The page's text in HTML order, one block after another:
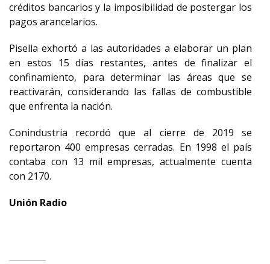
créditos bancarios y la imposibilidad de postergar los
pagos arancelarios.
Pisella exhortó a las autoridades a elaborar un plan
en estos 15 días restantes, antes de finalizar el
confinamiento, para determinar las áreas que se
reactivarán, considerando las fallas de combustible
que enfrenta la nación.
Conindustria recordó que al cierre de 2019 se
reportaron 400 empresas cerradas. En 1998 el país
contaba con 13 mil empresas, actualmente cuenta
con 2170.
Unión Radio